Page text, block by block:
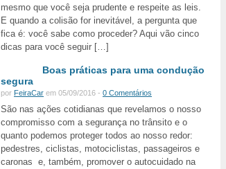
mesmo que você seja prudente e respeite as leis.
E quando a colisão for inevitável, a pergunta que
fica é: você sabe como proceder? Aqui vão cinco
dicas para você seguir […]
Boas práticas para uma condução
segura
por FeiraCar em 05/09/2016 - 0 Comentários
São nas ações cotidianas que revelamos o nosso
compromisso com a segurança no trânsito e o
quanto podemos proteger todos ao nosso redor:
pedestres, ciclistas, motociclistas, passageiros e
caronas e, também, promover o autocuidado na